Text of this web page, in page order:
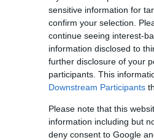
sensitive information for
confirm your selection.
continue seeing interest-
information disclosed to
further disclosure of your
participants. This
Downstream Participants
Please note that this
information including but
deny consent to Google
συνεχίσουμε το
μην συνεχιστεί το